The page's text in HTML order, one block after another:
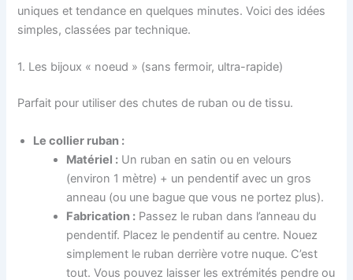
uniques et tendance en quelques minutes. Voici des idées
simples, classées par technique.
1. Les bijoux « noeud » (sans fermoir, ultra-rapide)
Parfait pour utiliser des chutes de ruban ou de tissu.
Le collier ruban :
Matériel : Un ruban en satin ou en velours
(environ 1 mètre) + un pendentif avec un gros
anneau (ou une bague que vous ne portez plus).
Fabrication : Passez le ruban dans l’anneau du
pendentif. Placez le pendentif au centre. Nouez
simplement le ruban derrière votre nuque. C’est
tout. Vous pouvez laisser les extrémités pendre ou